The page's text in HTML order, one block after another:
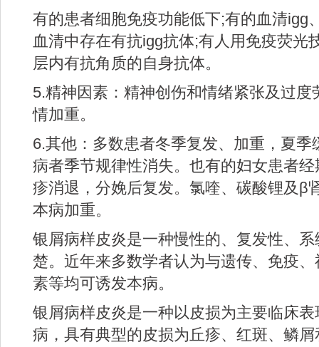
有的患者细胞免疫功能低下;有的血清igg
血清中存在有抗igg抗体;有人用免疫荧光
层内有抗角质的自身抗体。
5.精神因素：精神创伤和情绪紧张及过度
情加重。
6.其他：多数患者冬季复发、加重，夏季
病者季节规律性消失。也有的妇女患者
疹消退，分娩后复发。氯喹、碳酸锂及β
本病加重。
银屑病样皮炎是一种慢性的、复发性、
楚。近年来多数学者认为与遗传、免疫
素等均可诱发本病。
银屑病样皮炎是一种以皮损为主要临床
病，具有典型的皮损为丘疹、红斑、鳞